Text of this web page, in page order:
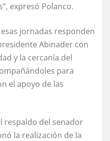
expresó Polanco.
jornadas responden
Abinader con
y la cercanía del
para
el apoyo de las
respaldo del senador
la realización de la